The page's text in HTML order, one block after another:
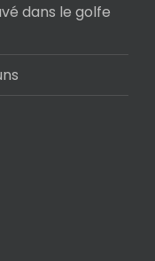
dans le golfe